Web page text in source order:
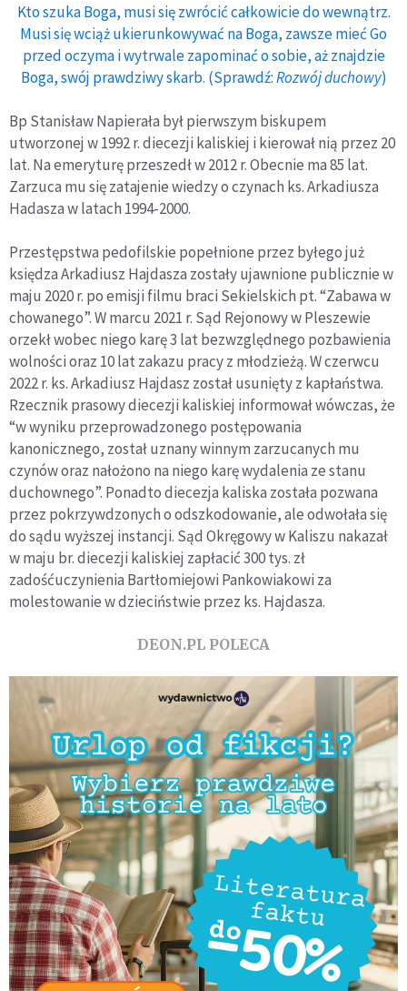
Kto szuka Boga, musi się zwrócić całkowicie do wewnątrz.
Musi się wciąż ukierunkowywać na Boga, zawsze mieć Go
przed oczyma i wytrwale zapominać o sobie, aż znajdzie
Boga, swój prawdziwy skarb. (Sprawdź:Rozwój duchowy)
Bp Stanisław Napierała był pierwszym biskupem
utworzonej w 1992 r. diecezji kaliskiej i kierował nią przez 20
lat. Na emeryturę przeszedł w 2012 r. Obecnie ma 85 lat.
Zarzuca mu się zatajenie wiedzy o czynach ks. Arkadiusza
Hadasza w latach 1994-2000.
Przestępstwa pedofilskie popełnione przez byłego już
księdza Arkadiusz Hajdasza zostały ujawnione publicznie w
maju 2020 r. po emisji filmu braci Sekielskich pt. “Zabawa w
chowanego”. W marcu 2021 r. Sąd Rejonowy w Pleszewie
orzekł wobec niego karę 3 lat bezwzględnego pozbawienia
wolności oraz 10 lat zakazu pracy z młodzieżą. W czerwcu
2022 r. ks. Arkadiusz Hajdasz został usunięty z kapłaństwa.
Rzecznik prasowy diecezji kaliskiej informował wówczas, że
“w wyniku przeprowadzonego postępowania
kanonicznego, został uznany winnym zarzucanych mu
czynów oraz nałożono na niego karę wydalenia ze stanu
duchownego”. Ponadto diecezja kaliska została pozwana
przez pokrzywdzonych o odszkodowanie, ale odwołała się
do sądu wyższej instancji. Sąd Okręgowy w Kaliszu nakazał
w maju br. diecezji kaliskiej zapłacić 300 tys. zł
zadośćuczynienia Bartłomiejowi Pankowiakowi za
molestowanie w dzieciństwie przez ks. Hajdasza.
DEON.PL POLECA